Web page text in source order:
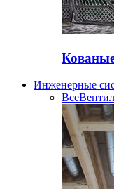
Инженерные
Все